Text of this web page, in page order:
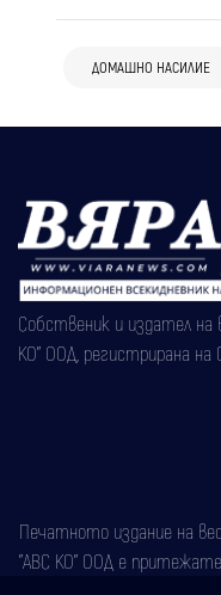
ДОМАШНО НАСИЛИЕ
Собственик и издател на
КО" ООД, регистрирана на
Печатното издание на
"АВС КО" ООД е